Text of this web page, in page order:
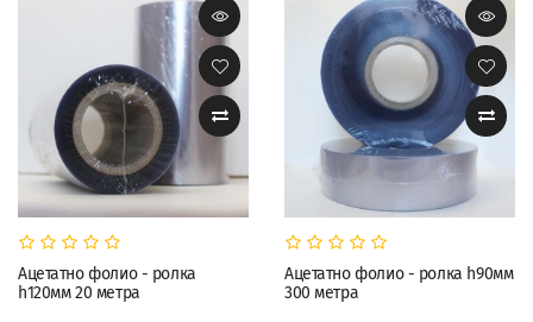
Ацетатно фолио - ролка
h120мм 20 метра
Ацетатно фолио - ролка h90мм
300 метра